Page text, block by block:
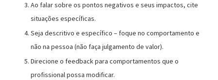
Ao falar sobre os pontos negativos e seus impactos, cite
situações específicas.
Seja descritivo e específico – foque no comportamento e
não na pessoa (não faça julgamento de valor).
Direcione o feedback para comportamentos que o
profissional possa modificar.